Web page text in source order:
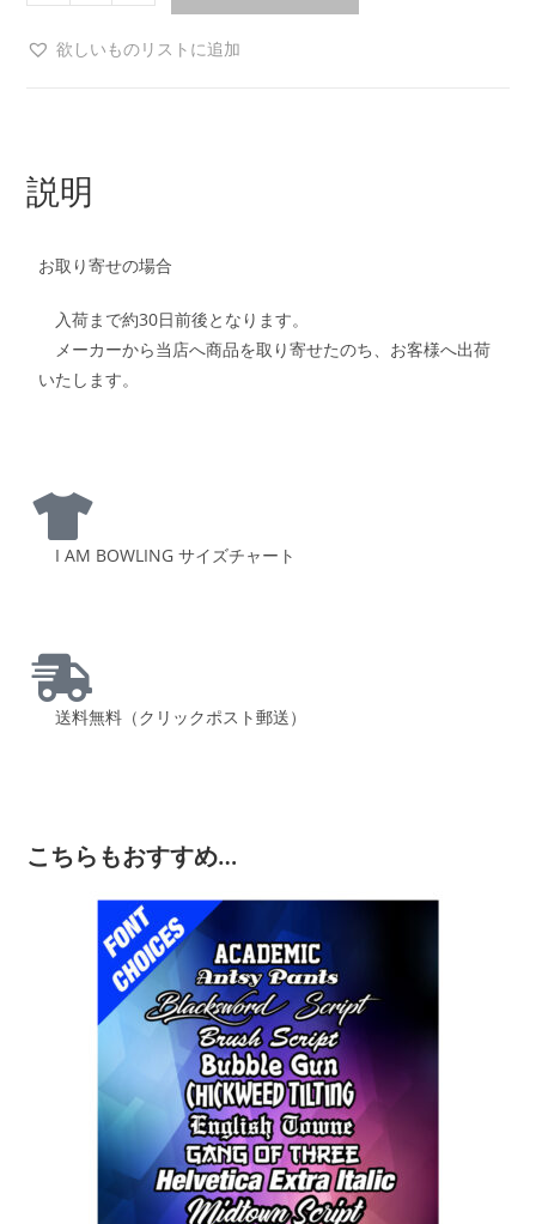
欲しいものリストに追加
説明
お取り寄せの場合
入荷まで約30日前後となります。
メーカーから当店へ商品を取り寄せたのち、お客様へ出荷
いたします。
I AM BOWLING サイズチャート
送料無料（クリックポスト郵送）
こちらもおすすめ…